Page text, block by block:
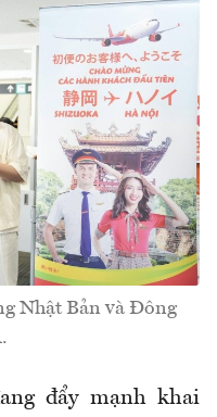
Nhật Bản và Đông
đẩy mạnh khai